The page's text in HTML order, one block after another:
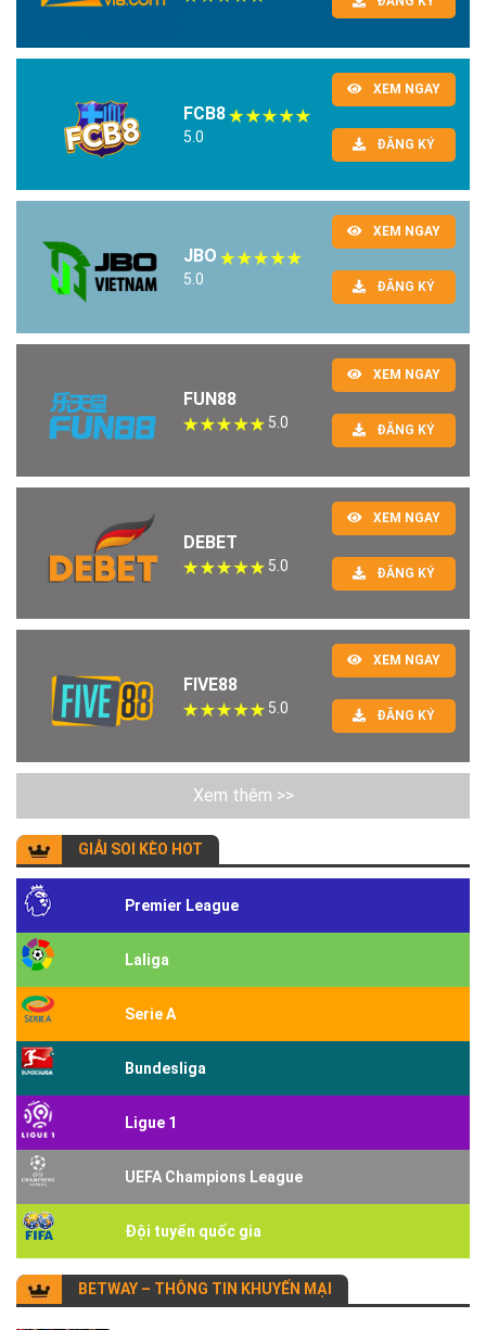
FCB8
5.0
XEM NGAY
ĐĂNG KÝ
JBO
5.0
XEM NGAY
ĐĂNG KÝ
FUN88
5.0
XEM NGAY
ĐĂNG KÝ
DEBET
5.0
XEM NGAY
ĐĂNG KÝ
FIVE88
5.0
XEM NGAY
ĐĂNG KÝ
Xem thêm >>
GIẢI SOI KÈO HOT
Premier League
Laliga
Serie A
Bundesliga
Ligue 1
UEFA Champions League
Đội tuyển quốc gia
BETWAY – THÔNG TIN KHUYẾN MẠI